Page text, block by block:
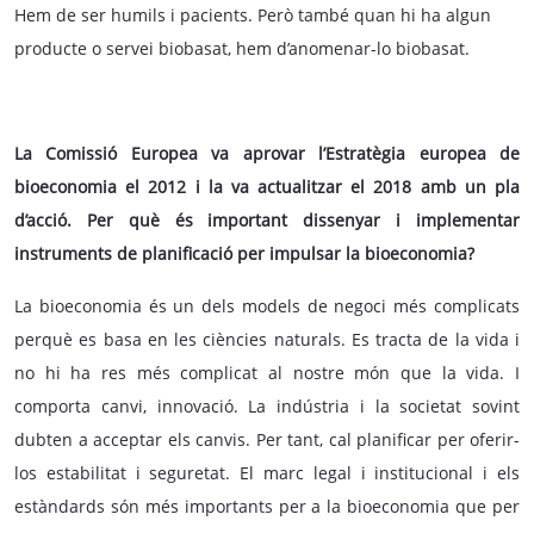
Hem de ser humils i pacients. Però també quan hi ha algun
producte o servei biobasat, hem d’anomenar-lo biobasat.
La Comissió Europea va aprovar l’Estratègia europea de
bioeconomia el 2012 i la va actualitzar el 2018 amb un pla
d’acció. Per què és important dissenyar i implementar
instruments de planificació per impulsar la bioeconomia?
La bioeconomia és un dels models de negoci més complicats
perquè es basa en les ciències naturals. Es tracta de la vida i
no hi ha res més complicat al nostre món que la vida. I
comporta canvi, innovació. La indústria i la societat sovint
dubten a acceptar els canvis. Per tant, cal planificar per oferir-
los estabilitat i seguretat. El marc legal i institucional i els
estàndards són més importants per a la bioeconomia que per